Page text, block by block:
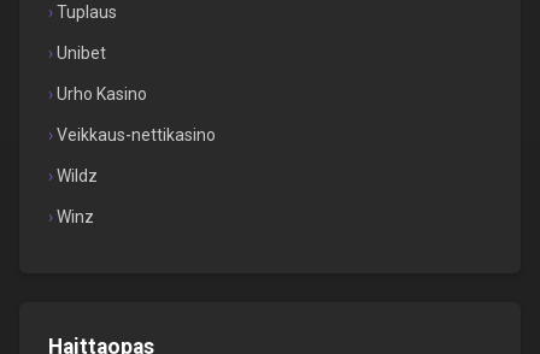
Tuplaus
Unibet
Urho Kasino
Veikkaus-nettikasino
Wildz
Winz
Haittaopas